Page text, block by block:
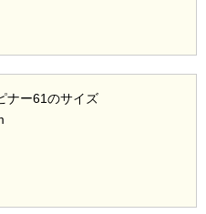
ナー61のサイズ